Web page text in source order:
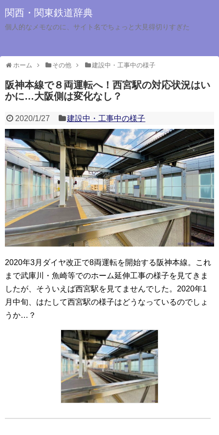
関西・関東鉄道辞典
個人的なメモなのに、サイト名でちょっと大見得切りすぎた
ホーム その他 建設中・工事中の様子
阪神本線で８両運転へ！西宮駅の対応状況はい
かに…大阪側は変化なし？
2020/1/27 建設中・工事中の様子
2020年3月ダイヤ改正で8両運転を開始する阪神本線。これ
まで武庫川・魚崎等でのホーム延伸工事の様子を見てきま
したが、そういえば西宮駅を見てませんでした。2020年1
月中旬、はたして西宮駅の様子はどうなっているのでしょ
うか…？